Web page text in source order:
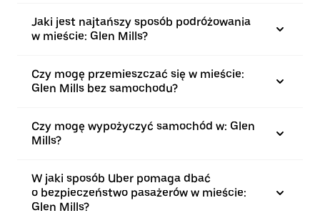
Jaki jest najtańszy sposób podróżowania
w mieście: Glen Mills?
Czy mogę przemieszczać się w mieście:
Glen Mills bez samochodu?
Czy mogę wypożyczyć samochód w: Glen
Mills?
W jaki sposób Uber pomaga dbać
o bezpieczeństwo pasażerów w mieście:
Glen Mills?